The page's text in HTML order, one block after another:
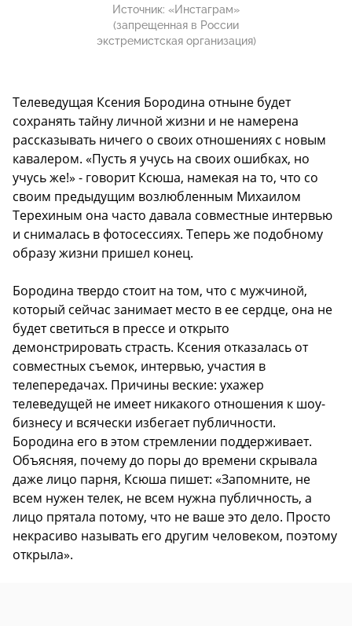
Источник: «Инстаграм»
(запрещенная в России
экстремистская организация)
Телеведущая Ксения Бородина отныне будет
сохранять тайну личной жизни и не намерена
рассказывать ничего о своих отношениях с новым
кавалером. «Пусть я учусь на своих ошибках, но
учусь же!» - говорит Ксюша, намекая на то, что со
своим предыдущим возлюбленным Михаилом
Терехиным она часто давала совместные интервью
и снималась в фотосессиях. Теперь же подобному
образу жизни пришел конец.
Бородина твердо стоит на том, что с мужчиной,
который сейчас занимает место в ее сердце, она не
будет светиться в прессе и открыто
демонстрировать страсть. Ксения отказалась от
совместных съемок, интервью, участия в
телепередачах. Причины веские: ухажер
телеведущей не имеет никакого отношения к шоу-
бизнесу и всячески избегает публичности.
Бородина его в этом стремлении поддерживает.
Объясняя, почему до поры до времени скрывала
даже лицо парня, Ксюша пишет: «Запомните, не
всем нужен телек, не всем нужна публичность, а
лицо прятала потому, что не ваше это дело. Просто
некрасиво называть его другим человеком, поэтому
открыла».